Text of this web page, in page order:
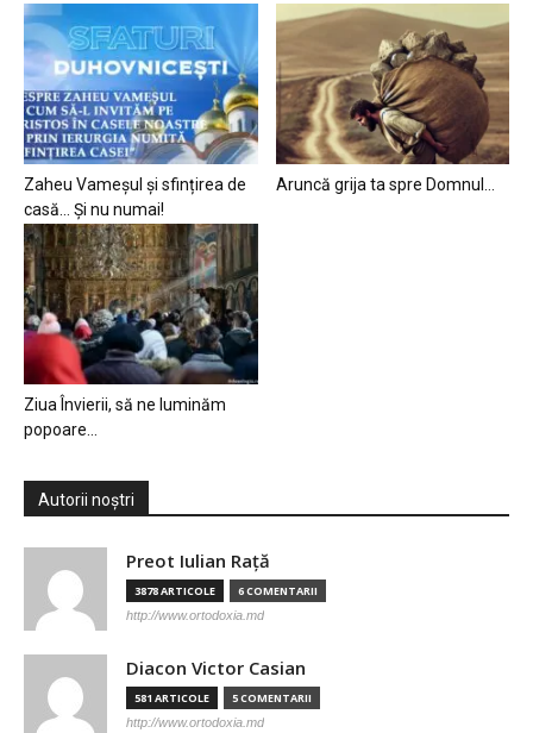
Zaheu Vameșul și sfințirea de
casă… Și nu numai!
Aruncă grija ta spre Domnul…
Ziua Învierii, să ne luminăm
popoare…
Autorii noștri
Preot Iulian Raţă
3878 ARTICOLE 6 COMENTARII
http://www.ortodoxia.md
Diacon Victor Casian
581 ARTICOLE 5 COMENTARII
http://www.ortodoxia.md